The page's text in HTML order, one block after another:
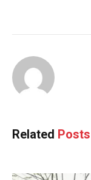
Related Posts